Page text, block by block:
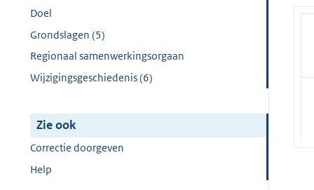
Doel
Grondslagen (5)
Regionaal samenwerkingsorgaan
Wijzigingsgeschiedenis (6)
Zie ook
Correctie doorgeven
Help